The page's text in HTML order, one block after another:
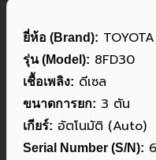
ยี่ห้อ (Brand): TOYOTA
รุ่น (Model): 8FD30
เชื้อเพลิง: ดีเซล
ขนาดการยก: 3 ตัน
เกียร์: อัตโนมัติ (Auto)
Serial Number (S/N):